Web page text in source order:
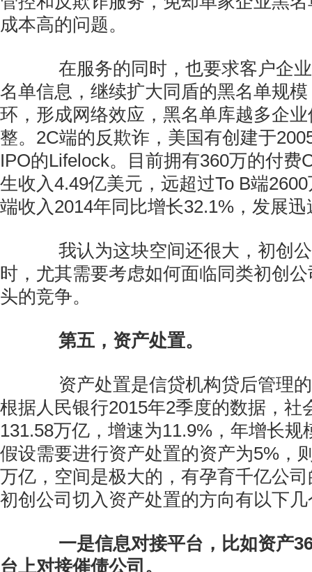
成本高的问题。
在服务的同时，也要求客户企业
名单信息，继续扩大同盾的黑名单规
环，形成网络效应，黑名单库越多企
整。2C端的反欺诈，美国有创建于
IPO的Lifelock。目前拥有360万的付费
生收入4.49亿美元，远超过To B端
端收入2014年同比增长32.1%，发展迅
我认为这块空间还很大，初创公
时，尤其需要考虑如何面临同类初创
头的竞争。
第五，资产处置。
资产处置是信贷机构贷后管理的
根据人民银行2015年2季度的数据，社
131.58万亿，增速为11.9%，年增长规
假设需要进行资产处置的资产为5%，
万亿，空间是极大的，有孕育千亿公
初创公司切入资产处置的方向有以下
一是信息对接平台，比如资产
台上对接催债公司。